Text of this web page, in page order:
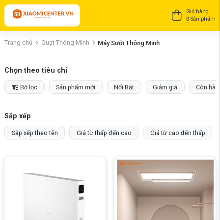
Giỏ hàng
0 Sản phẩm
Trang chủ Quạt Thông Minh Máy Sưởi Thông Minh
Chọn theo tiêu chí
Bộ lọc Sản phẩm mới Nổi Bật Giảm giá Còn
Sắp xếp
Sắp xếp theo tên Giá từ thấp đến cao Giá từ cao đến thấp